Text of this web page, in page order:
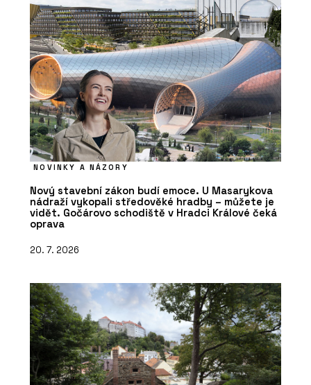
NOVINKY A NÁZORY
Nový stavební zákon budí emoce. U Masarykova
nádraží vykopali středověké hradby – můžete je
vidět. Gočárovo schodiště v Hradci Králové čeká
oprava
20. 7. 2026